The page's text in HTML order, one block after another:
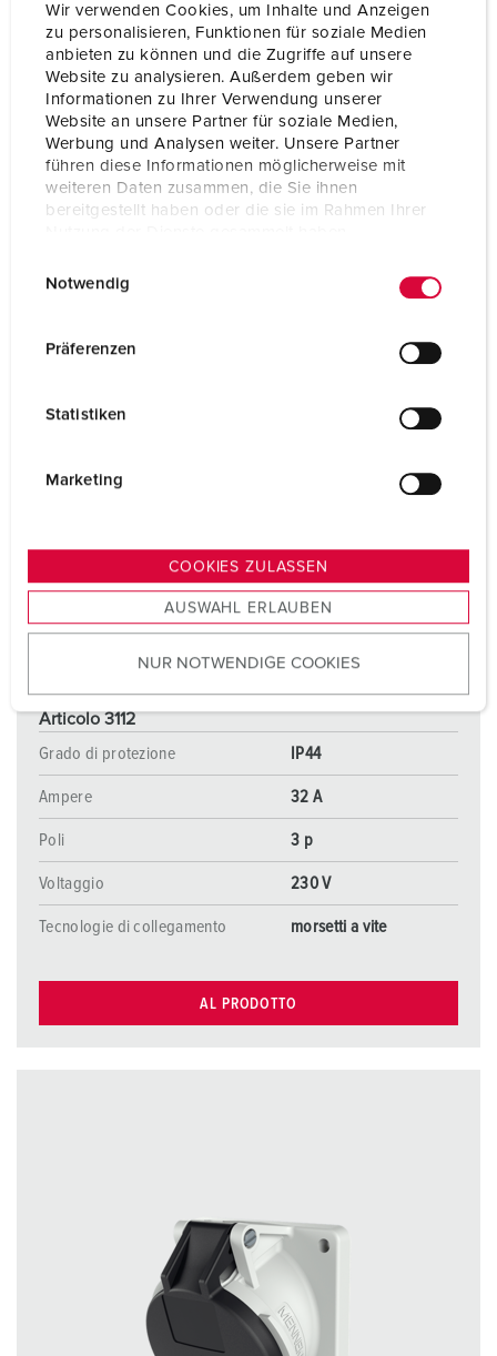
Wir verwenden Cookies, um Inhalte und Anzeigen
zu personalisieren, Funktionen für soziale Medien
anbieten zu können und die Zugriffe auf unsere
Website zu analysieren. Außerdem geben wir
Informationen zu Ihrer Verwendung unserer
Website an unsere Partner für soziale Medien,
Werbung und Analysen weiter. Unsere Partner
führen diese Informationen möglicherweise mit
weiteren Daten zusammen, die Sie ihnen
bereitgestellt haben oder die sie im Rahmen Ihrer
s
u
w
Notwendig
Präferenzen
Statistiken
Marketing
COOKIES ZULASSEN
AUSWAHL ERLAUBEN
NUR NOTWENDIGE COOKIES
Tecnologie di collegamento morsetti a vite
AL PRODOTTO
Articolo 3112
Grado di protezione
IP44
Ampere 32 A
Poli 3 p
Voltaggio 230 V
Tecnologie di collegamento morsetti a vite
AL PRODOTTO